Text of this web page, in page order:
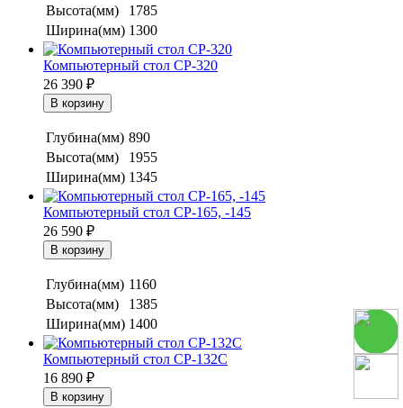
Высота(мм)
1785
Ширина(мм) 1300
Компьютерный стол СР-320
26 390 ₽
Глубина(мм) 890
Высота(мм)
1955
Ширина(мм) 1345
Компьютерный стол СР-165, -145
26 590 ₽
Глубина(мм) 1160
Высота(мм)
1385
Ширина(мм) 1400
Компьютерный стол СР-132С
16 890 ₽